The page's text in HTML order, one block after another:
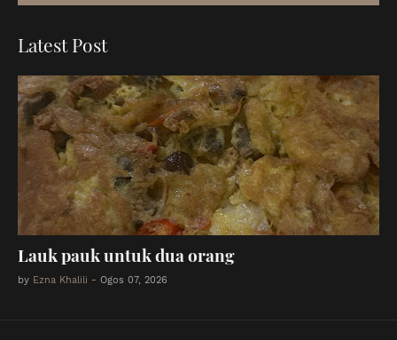
Latest Post
Lauk pauk untuk dua orang
by Ezna Khalili - Ogos 07, 2026